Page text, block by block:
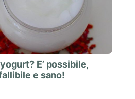
E’ possibile,
e sano!